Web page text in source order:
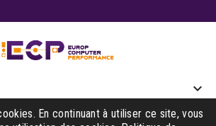
keyboard_arrow_down

En continuant à utiliser ce site, vous